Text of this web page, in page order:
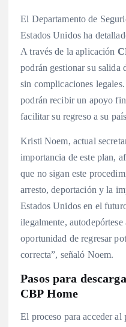
El Departamento de
Estados Unidos ha
A través de la aplicación
podrán gestionar su salida
sin complicaciones
podrán recibir un apoyo
facilitar su regreso a su
Kristi Noem, actual
importancia de este plan,
que no sigan este
arresto, deportación y la
Estados Unidos en el
ilegalmente, autodepórtese
oportunidad de regresar
correcta”, señaló Noem.
Pasos para
CBP Home
El proceso para acceder